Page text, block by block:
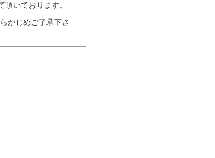
いております。
かじめご了承下さ